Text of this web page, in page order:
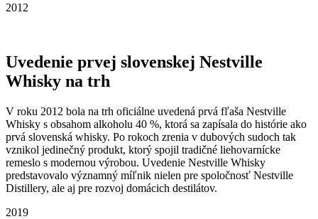
2012
Uvedenie prvej slovenskej Nestville
Whisky na trh
V roku 2012 bola na trh oficiálne uvedená prvá fľaša Nestville
Whisky s obsahom alkoholu 40 %, ktorá sa zapísala do histórie ako
prvá slovenská whisky. Po rokoch zrenia v dubových sudoch tak
vznikol jedinečný produkt, ktorý spojil tradičné liehovarnícke
remeslo s modernou výrobou. Uvedenie Nestville Whisky
predstavovalo významný míľnik nielen pre spoločnosť Nestville
Distillery, ale aj pre rozvoj domácich destilátov.
2019